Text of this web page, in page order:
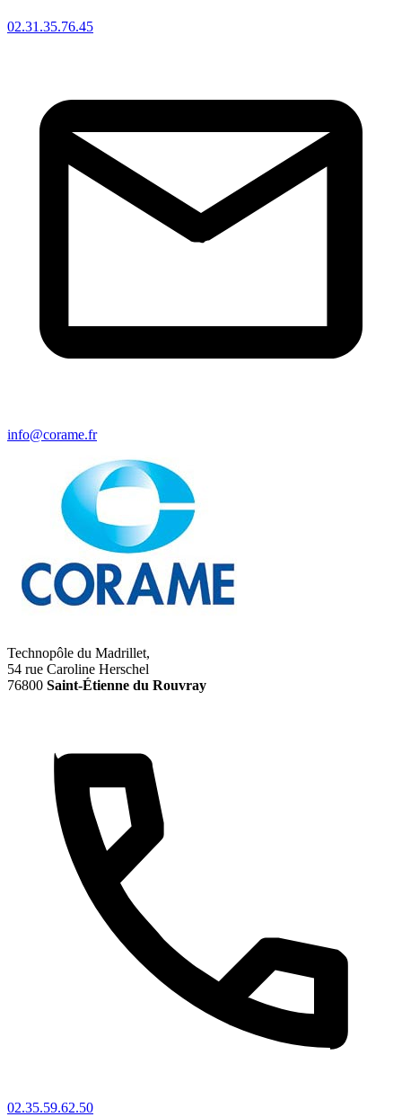
02.31.35.76.45
info@corame.fr
Technopôle du Madrillet,
54 rue Caroline Herschel
76800 Saint-Étienne du Rouvray
02.35.59.62.50